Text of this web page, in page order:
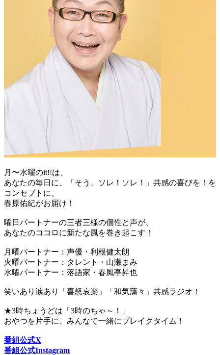
月〜水曜のit!!は、
あなたの毎日に、「そう、ソレ！ソレ！」共感の喜びを！を
コンセプトに、
春原佑紀がお届け！
曜日パートナーの三者三様の個性と声が、
あなたのココロに新たな風を巻き起こす！
月曜パートナー：声優・利根健太朗
火曜パートナー：タレント・山瀬まみ
水曜パートナー：落語家・春風亭昇也
笑いあり涙あり「喜怒哀楽」「和気藹々」共感ラジオ！
★3時ちょうどは「3時のちゃ～！」
おやつを片手に、みんなで一緒にブレイクタイム！
番組公式X
番組公式Instagram